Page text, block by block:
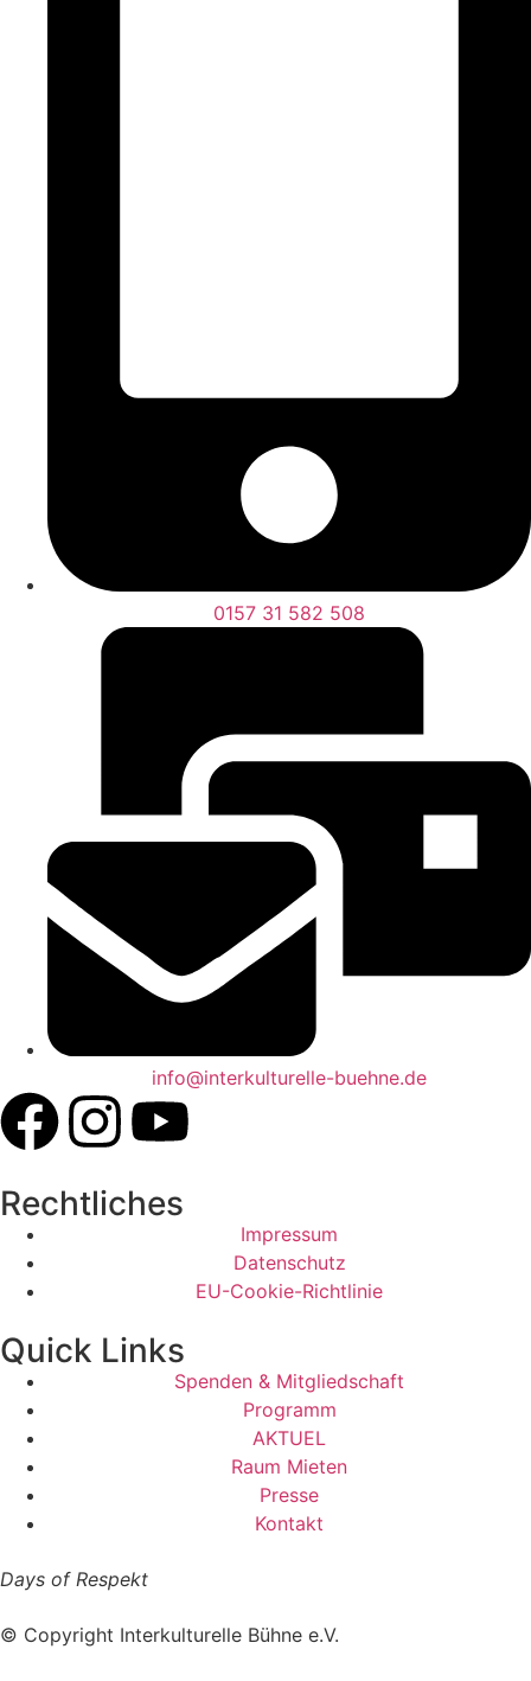
0157 31 582 508
info@interkulturelle-buehne.de
Rechtliches
Impressum
Datenschutz
EU-Cookie-Richtlinie
Quick Links
Spenden & Mitgliedschaft
Programm
AKTUEL
Raum Mieten
Presse
Kontakt
Days of Respekt
© Copyright Interkulturelle Bühne e.V.